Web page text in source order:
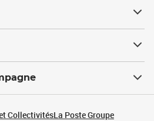
CollectivitésLa Poste Groupe